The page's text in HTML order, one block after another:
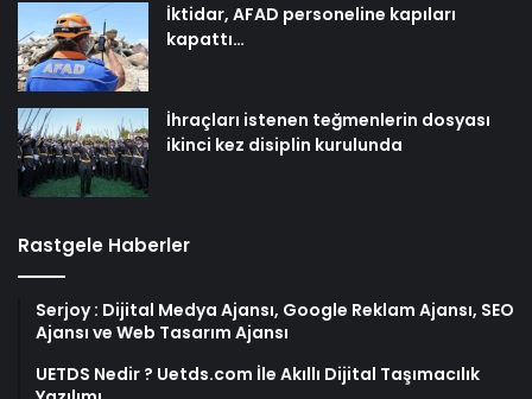
İktidar, AFAD personeline kapıları
kapattı…
İhraçları istenen teğmenlerin dosyası
ikinci kez disiplin kurulunda
Rastgele Haberler
Serjoy : Dijital Medya Ajansı, Google Reklam Ajansı, SEO
Ajansı ve Web Tasarım Ajansı
UETDS Nedir ? Uetds.com İle Akıllı Dijital Taşımacılık